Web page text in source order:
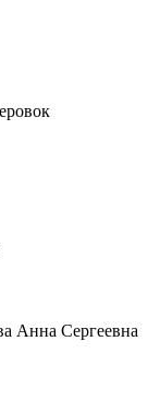
Анна Сергеевна